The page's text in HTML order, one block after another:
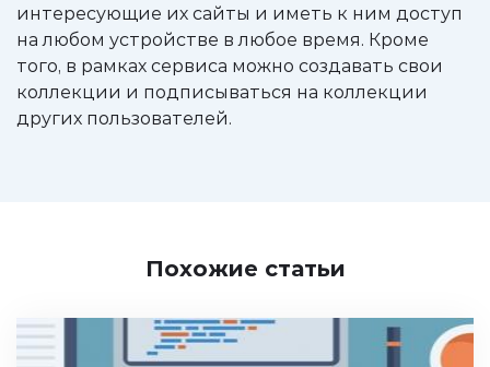
интересующие их сайты и иметь к ним доступ
на любом устройстве в любое время. Кроме
того, в рамках сервиса можно создавать свои
коллекции и подписываться на коллекции
других пользователей.
Похожие статьи